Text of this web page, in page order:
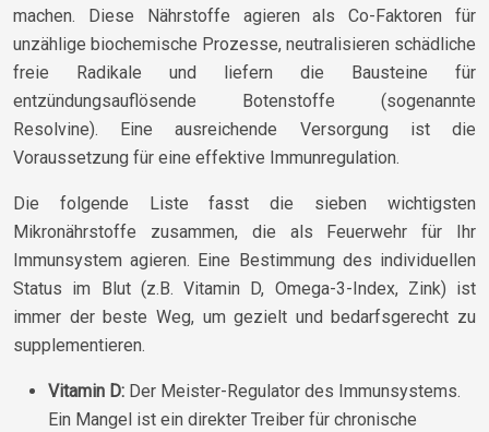
machen. Diese Nährstoffe agieren als Co-Faktoren für
unzählige biochemische Prozesse, neutralisieren schädliche
freie Radikale und liefern die Bausteine für
entzündungsauflösende Botenstoffe (sogenannte
Resolvine). Eine ausreichende Versorgung ist die
Voraussetzung für eine effektive Immunregulation.
Die folgende Liste fasst die sieben wichtigsten
Mikronährstoffe zusammen, die als Feuerwehr für Ihr
Immunsystem agieren. Eine Bestimmung des individuellen
Status im Blut (z.B. Vitamin D, Omega-3-Index, Zink) ist
immer der beste Weg, um gezielt und bedarfsgerecht zu
supplementieren.
Vitamin D: Der Meister-Regulator des Immunsystems.
Ein Mangel ist ein direkter Treiber für chronische